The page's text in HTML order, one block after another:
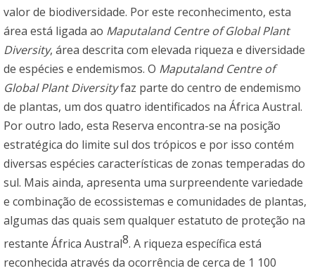
valor de biodiversidade. Por este reconhecimento, esta
área está ligada ao Maputaland Centre of Global Plant
Diversity, área descrita com elevada riqueza e diversidade
de espécies e endemismos. O Maputaland Centre of
Global Plant Diversityfaz parte do centro de endemismo
de plantas, um dos quatro identificados na África Austral.
Por outro lado, esta Reserva encontra-se na posição
estratégica do limite sul dos trópicos e por isso contém
diversas espécies características de zonas temperadas do
sul. Mais ainda, apresenta uma surpreendente variedade
e combinação de ecossistemas e comunidades de plantas,
algumas das quais sem qualquer estatuto de proteção na
restante África Austral8. A riqueza específica está
reconhecida através da ocorrência de cerca de 1 100